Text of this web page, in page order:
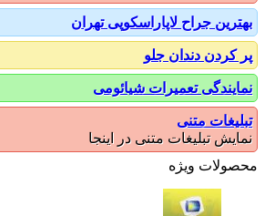
جراح لاپاراسکوپی تهران
دندان جلو
تعمیرات شیائومی
متنی
تبلیغات متنی در اینجا
ویژه